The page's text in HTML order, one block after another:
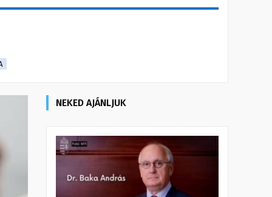
NEKED AJÁNLJUK